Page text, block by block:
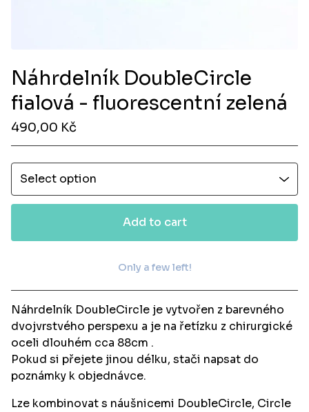
Náhrdelník DoubleCircle
fialová - fluorescentní zelená
490,00 Kč
Add to cart
View cart
Only a few left!
Náhrdelník DoubleCircle je vytvořen z barevného
dvojvrstvého perspexu a je na řetízku z chirurgické
oceli dlouhém cca 88cm .
Pokud si přejete jinou délku, stači napsat do
poznámky k objednávce.
Lze kombinovat s náušnicemi DoubleCircle, Circle